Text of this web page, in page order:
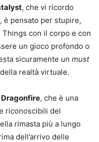
, che vi ricordo
, è pensato per stupire,
con il corpo e con
un gioco profondo o
sicuramente un must
realtà virtuale.
Dragonfire, che è una
riconoscibili del
rimasta più a lungo
dell’arrivo delle